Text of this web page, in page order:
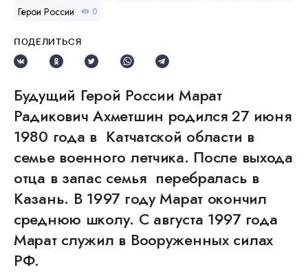
Герои России 0
ПОДЕЛИТЬСЯ
Будущий Герой России Марат
Радикович Ахметшин родился 27 июня
1980 года в Катчатской области в
семье военного летчика. После выхода
отца в запас семья перебралась в
Казань. В 1997 году Марат окончил
среднюю школу. С августа 1997 года
Марат служил в Вооруженных силах
РФ.